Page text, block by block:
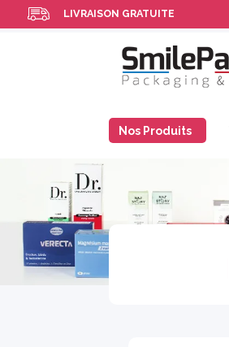
LIVRAISON GRATUITE
Nos Produits